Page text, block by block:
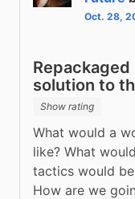
Oct. 28,
solution to
Show rating
What would a
like? What
tactics would
How are we